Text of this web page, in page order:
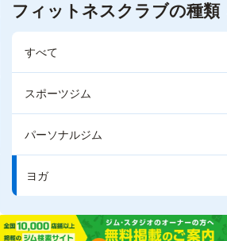
フィットネスクラブの種類
すべて
スポーツジム
パーソナルジム
ヨガ